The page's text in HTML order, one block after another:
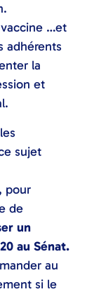
vaccine …et
adhérents
la
et
sujet
pour
de
un
au Sénat.
au
si le